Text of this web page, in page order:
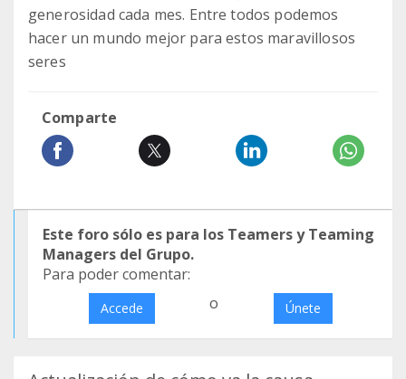
generosidad cada mes. Entre todos podemos
hacer un mundo mejor para estos maravillosos
seres
Comparte
Este foro sólo es para los Teamers y Teaming
Managers del Grupo.
Para poder comentar:
Accede o Únete